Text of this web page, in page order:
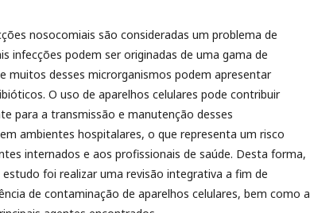
nosocomiais são consideradas um problema de
infecções podem ser originadas de uma gama de
muitos desses microrganismos podem apresentar
O uso de aparelhos celulares pode contribuir
para a transmissão e manutenção desses
ambientes hospitalares, o que representa um risco
internados e aos profissionais de saúde. Desta forma,
foi realizar uma revisão integrativa a fim de
de contaminação de aparelhos celulares, bem como a